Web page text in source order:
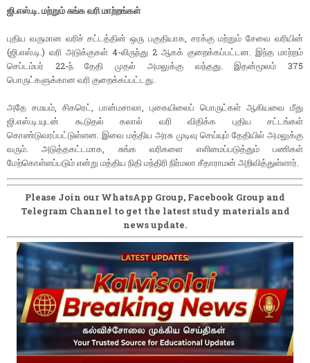
ஜி.எஸ்.டி. மற்றும் சுங்க வரி மாற்றங்கள்
புதிய வருமான வரிச் சட்டத்தின் ஒரு பகுதியாக, சரக்கு மற்றும் சேவை வரியின்
(ஜி.எஸ்.டி.) வரி அடுக்குகள் 4-லிருந்து 2 ஆகக் குறைக்கப்பட்டன. இந்த மாற்றம்
செப்டம்பர் 22-ந் தேதி முதல் அமலுக்கு வந்தது. இதன்மூலம் 375
பொருட்களுக்கான வரி குறைக்கப்பட்டது.
அதே சமயம், சிகரெட், பான்மசாலா, புகையிலைப் பொருட்கள் ஆகியவை மீது
ஜி.எஸ்.டி.யுடன் கூடுதல் கலால் வரி விதிக்க புதிய சட்டங்கள்
கொண்டுவரப்பட்டுள்ளன. இவை மத்திய அரசு முடிவு செய்யும் தேதியில் அமலுக்கு
வரும். அடுத்தகட்டமாக, சுங்க வரிகளை எளிமைப்படுத்தும் பணிகள்
மேற்கொள்ளப்படும் என்று மத்திய நிதி மந்திரி நிர்மலா சீதாராமன் அறிவித்துள்ளார்.
Please Join our WhatsApp Group, Facebook Group and
Telegram Channel to get the latest study materials and
news update.